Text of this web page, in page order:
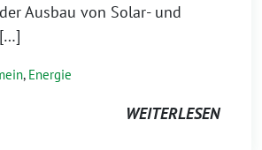
Ausbau von Solar- und
, Energie
WEITERLESEN